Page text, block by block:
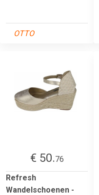
OTTO
€ 50.76
Refresh
Wandelschoenen -